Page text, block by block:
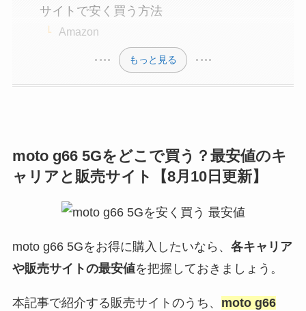
サイトで安く買う方法
Amazon
もっと見る
moto g66 5Gをどこで買う？最安値のキ
ャリアと販売サイト【8月10日更新】
moto g66 5Gをお得に購入したいなら、 各キャリア
や販売サイトの最安値を把握しておきましょう。
本記事で紹介する販売サイトのうち、 moto g66